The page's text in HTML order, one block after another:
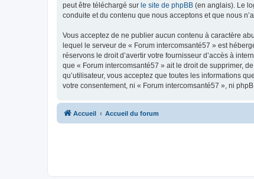
peut être téléchargé sur le site de phpBB (en anglais). Le
conduite et du contenu que nous acceptons et que nous
Vous acceptez de ne publier aucun contenu à caractère
lequel le serveur de « Forum intercomsanté57 » est
réservons le droit d’avertir votre fournisseur d’accès à
que « Forum intercomsanté57 » ait le droit de supprimer,
qu’utilisateur, vous acceptez que toutes les informations
votre consentement, ni « Forum intercomsanté57 », ni
Accueil Accueil du forum